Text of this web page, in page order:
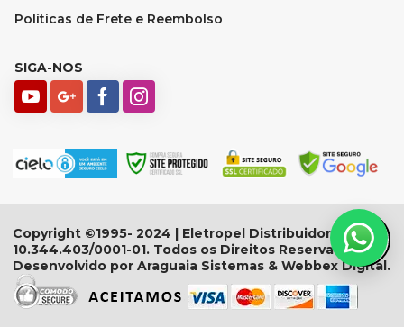
Políticas de Frete e Reembolso
SIGA-NOS
Copyright ©1995- 2024 | Eletropel Distribuidora - CNPJ:
10.344.403/0001-01. Todos os Direitos Reservados.
Desenvolvido por Araguaia Sistemas & Webbex Digital.